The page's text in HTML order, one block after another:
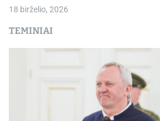
18 birželio, 2026
TEMINIAI